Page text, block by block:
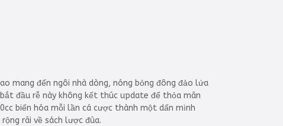
mang đến ngôi nhà dòng, nóng bỏng đông đảo lứa
đầu rễ này không kết thúc update để thỏa mãn
biến hóa mỗi lần cá cược thành một dấn mình
rãi về sách lược đùa.